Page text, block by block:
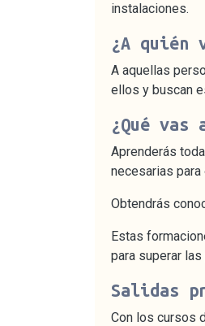
instalaciones.
¿A quién
A aquellas
ellos y buscan
¿Qué
Aprenderás
necesarias
Obtendrás
Estas
para superar
Salidas
Con los cursos